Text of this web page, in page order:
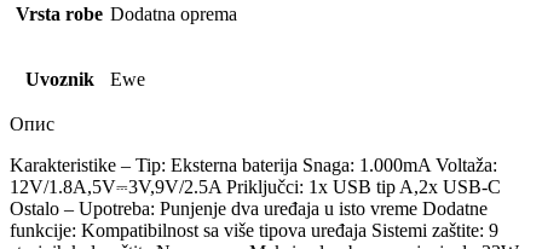
Vrsta robe Dodatna oprema
Uvoznik Ewe
Опис
Karakteristike – Tip: Eksterna baterija Snaga: 1.000mA Voltaža:
12V/1.8A,5V⎓3V,9V/2.5A Priključci: 1x USB tip A,2x USB-C
Ostalo – Upotreba: Punjenje dva uređaja u isto vreme Dodatne
funkcije: Kompatibilnost sa više tipova uređaja Sistemi zaštite: 9